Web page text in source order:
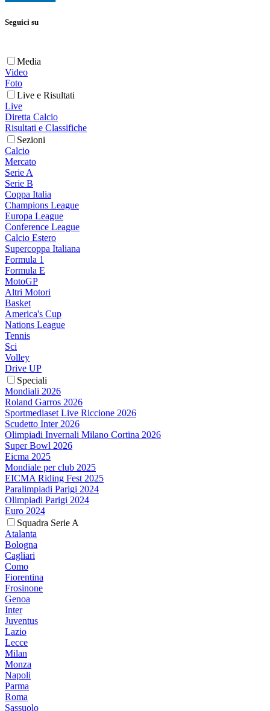
Seguici su
Media
Video
Foto
Live e Risultati
Live
Diretta Calcio
Risultati e Classifiche
Sezioni
Calcio
Mercato
Serie A
Serie B
Coppa Italia
Champions League
Europa League
Conference League
Calcio Estero
Supercoppa Italiana
Formula 1
Formula E
MotoGP
Altri Motori
Basket
America's Cup
Nations League
Tennis
Sci
Volley
Drive UP
Speciali
Mondiali 2026
Roland Garros 2026
Sportmediaset Live Riccione 2026
Scudetto Inter 2026
Olimpiadi Invernali Milano Cortina 2026
Super Bowl 2026
Eicma 2025
Mondiale per club 2025
EICMA Riding Fest 2025
Paralimpiadi Parigi 2024
Olimpiadi Parigi 2024
Euro 2024
Squadra Serie A
Atalanta
Bologna
Cagliari
Como
Fiorentina
Frosinone
Genoa
Inter
Juventus
Lazio
Lecce
Milan
Monza
Napoli
Parma
Roma
Sassuolo